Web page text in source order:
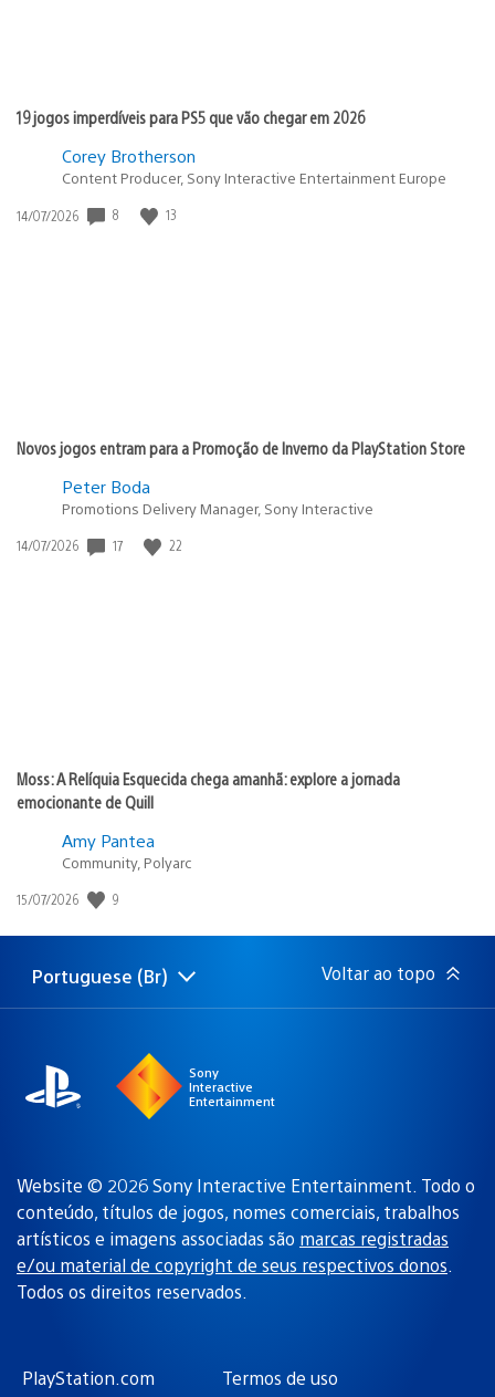
19 jogos imperdíveis para PS5 que vão chegar em 2026
Corey Brotherson
Content Producer, Sony Interactive Entertainment Europe
Data
14/07/2026 8 13
Novos jogos entram para a Promoção de Inverno da PlayStation Store
Peter Boda
Promotions Delivery Manager, Sony Interactive
Data
14/07/2026 17 22
Moss: A Relíquia Esquecida chega amanhã: explore a jornada
emocionante de Quill
Amy Pantea
Community, Polyarc
Data
publicação:
15/07/2026 9
Selecione
uma
Região
atual:
Portuguese (Br) Voltar ao topo
Sony
Interactive
Entertainment
Website © 2026 Sony Interactive Entertainment. Todo o
conteúdo, títulos de jogos, nomes comerciais, trabalhos
artísticos e imagens associadas são marcas registradas
e/ou material de copyright de seus respectivos donos.
Todos os direitos reservados.
PlayStation.com Termos de uso